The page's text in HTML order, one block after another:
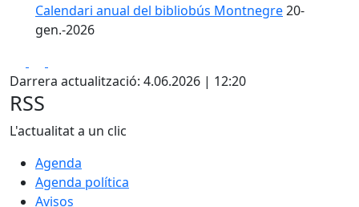
Calendari anual del bibliobús Montnegre20-
gen.-2026
Darrera actualització: 4.06.2026 | 12:20
RSS
L'actualitat a un clic
Agenda
Agenda política
Avisos